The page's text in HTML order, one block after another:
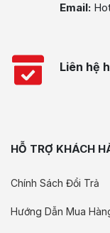
Email:
Liên hệ
HỖ TRỢ KHÁCH
Chính Sách Đổi Trả
Hướng Dẫn Mua